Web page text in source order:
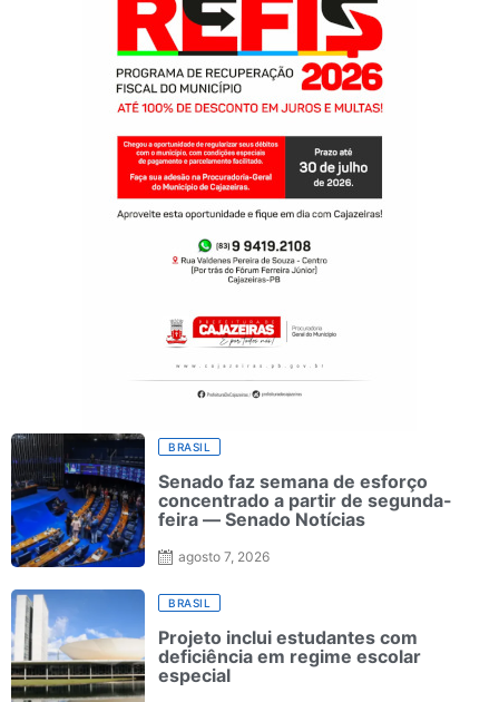
BRASIL
Senado faz semana de esforço
concentrado a partir de segunda-
feira — Senado Notícias
agosto 7, 2026
BRASIL
Projeto inclui estudantes com
deficiência em regime escolar
especial